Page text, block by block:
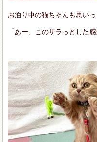
お泊り中の猫ちゃんも思い
「あー、このザラっとした